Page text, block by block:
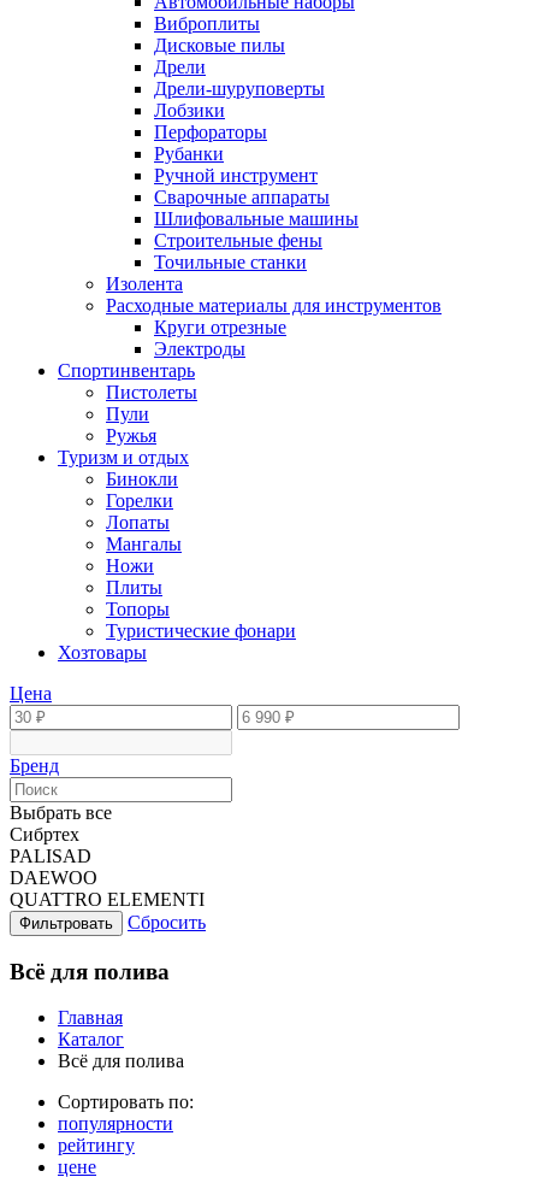
Виброплиты
Дисковые пилы
Дрели
Дрели-шуруповерты
Лобзики
Перфораторы
Рубанки
Ручной инструмент
Сварочные аппараты
Шлифовальные машины
Строительные фены
Точильные станки
Изолента
Расходные материалы для инструментов
Круги отрезные
Электроды
Спортинвентарь
Пистолеты
Пули
Ружья
Туризм и отдых
Бинокли
Горелки
Лопаты
Мангалы
Ножи
Плиты
Топоры
Туристические фонари
Хозтовары
Цена
Бренд
Выбрать все
Сибртех
PALISAD
DAEWOO
QUATTRO ELEMENTI
Фильтровать Сбросить
Всё для полива
Главная
Каталог
Всё для полива
Сортировать по:
популярности
рейтингу
цене